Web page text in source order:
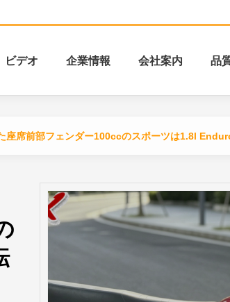
ビデオ 企業情報 会社案内 品
座席前部フェンダー100ccのスポーツは1.8l